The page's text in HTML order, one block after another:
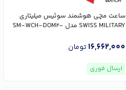
ساعت مچی هوشمند سوئیس میلیتاری
SWISS MILITARY مدل SM-WCH-DOM2-
16,662,000تومان
ارسال فوری